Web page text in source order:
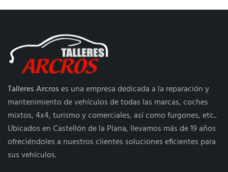
Talleres Arcroses una empresa dedicada a la reparación y
mantenimiento de vehículos de todas las marcas, coches
mixtos, 4x4, turismo y comerciales, así como furgones, etc..
Ubicados en Castellón de la Plana, llevamos más de 19 años
ofreciéndoles a nuestros clientes soluciones eficientes para
sus vehículos.